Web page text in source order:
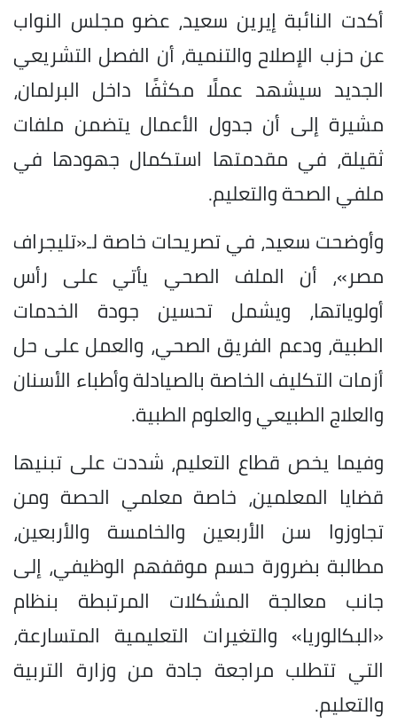
أكدت النائبة إيرين سعيد، عضو مجلس النواب
عن حزب الإصلاح والتنمية، أن الفصل التشريعي
الجديد سيشهد عملًا مكثفًا داخل البرلمان،
مشيرة إلى أن جدول الأعمال يتضمن ملفات
ثقيلة، في مقدمتها استكمال جهودها في
ملفي الصحة والتعليم.
وأوضحت سعيد، في تصريحات خاصة لـ«تليجراف
مصر»، أن الملف الصحي يأتي على رأس
أولوياتها، ويشمل تحسين جودة الخدمات
الطبية، ودعم الفريق الصحي، والعمل على حل
أزمات التكليف الخاصة بالصيادلة وأطباء الأسنان
والعلاج الطبيعي والعلوم الطبية.
وفيما يخص قطاع التعليم، شددت على تبنيها
قضايا المعلمين، خاصة معلمي الحصة ومن
تجاوزوا سن الأربعين والخامسة والأربعين،
مطالبة بضرورة حسم موقفهم الوظيفي، إلى
جانب معالجة المشكلات المرتبطة بنظام
«البكالوريا» والتغيرات التعليمية المتسارعة،
التي تتطلب مراجعة جادة من وزارة التربية
والتعليم.